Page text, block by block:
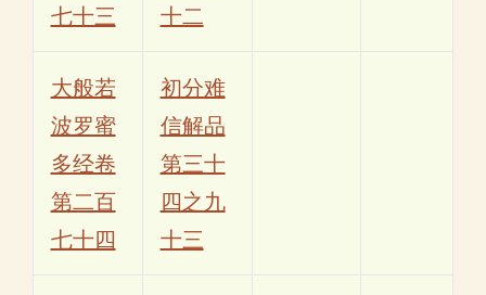
七十三
十二
大般若
波罗蜜
多经卷
第二百
七十四
初分难
信解品
第三十
四之九
十三